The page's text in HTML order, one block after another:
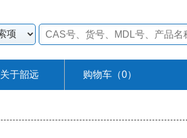
关于韶远 购物车（0）